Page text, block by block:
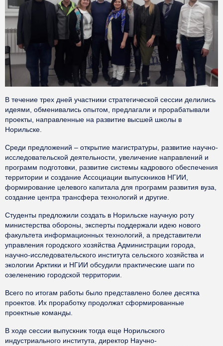
В течение трех дней участники стратегической сессии делились
идеями, обменивались опытом, предлагали и прорабатывали
проекты, направленные на развитие высшей школы в
Норильске.
Среди предложений – открытие магистратуры, развитие научно-
исследовательской деятельности, увеличение направлений и
программ подготовки, развитие системы кадрового обеспечения
территории и создание Ассоциации выпускников НГИИ,
формирование целевого капитала для программ развития вуза,
создание центра трансфера технологий и другие.
Студенты предложили создать в Норильске научную роту
министерства обороны, эксперты поддержали идею нового
факультета информационных технологий, а представители
управления городского хозяйства Администрации города,
научно-исследовательского института сельского хозяйства и
экологии Арктики и НГИИ обсудили практические шаги по
озеленению городской территории.
Всего по итогам работы было представлено более десятка
проектов. Их проработку продолжат сформированные
проектные команды.
В ходе сессии выпускник тогда еще Норильского
индустриального института, директор Научно-